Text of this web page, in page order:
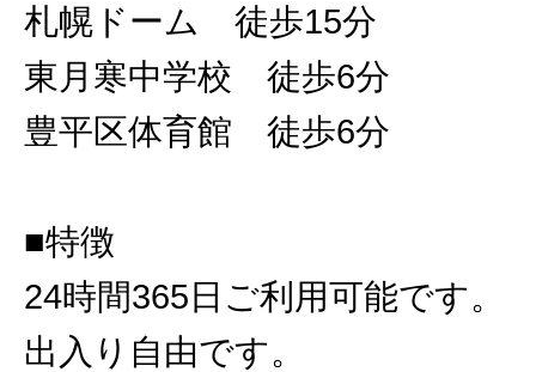
札幌ドーム 徒歩15分
東月寒中学校 徒歩6分
豊平区体育館 徒歩6分
■特徴
24時間365日ご利用可能です。
出入り自由です。